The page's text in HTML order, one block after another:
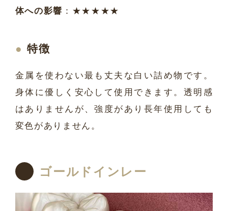
体への影響 ：★★★★★
特徴
金属を使わない最も丈夫な白い詰め物です。
身体に優しく安心して使用できます。透明感
はありませんが、強度があり長年使用しても
変色がありません。
ゴールドインレー